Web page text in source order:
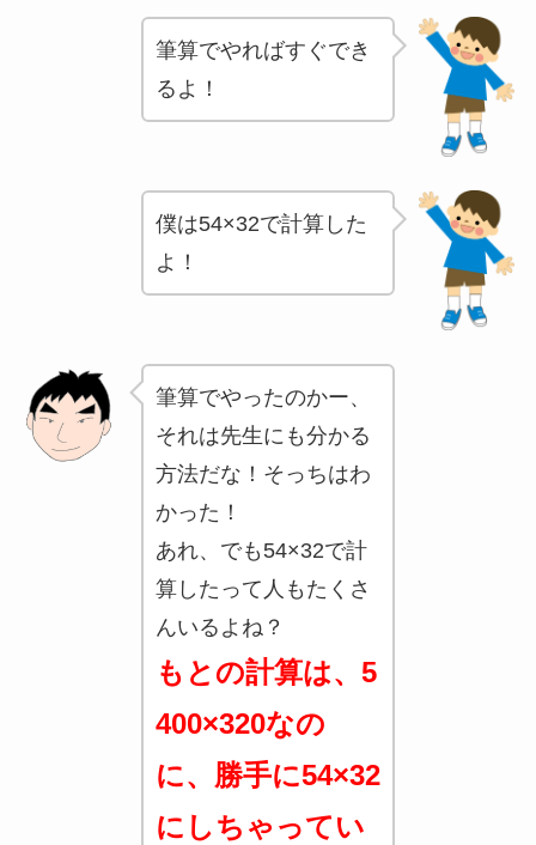
筆算でやればすぐでき
るよ！
僕は54×32で計算した
よ！
筆算でやったのかー、
それは先生にも分かる
方法だな！そっちはわ
かった！
あれ、でも54×32で計
算したって人もたくさ
んいるよね？
もとの計算は、5
400×320なの
に、勝手に54×32
にしちゃってい